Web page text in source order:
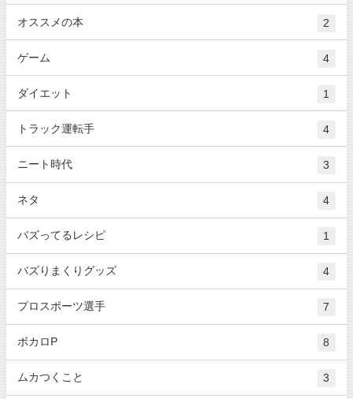
オススメの本 2
ゲーム 4
ダイエット 1
トラック運転手 4
ニート時代 3
ネタ 4
バズってるレシピ 1
バズりまくりグッズ 4
プロスポーツ選手 7
ボカロP 8
ムカつくこと 3